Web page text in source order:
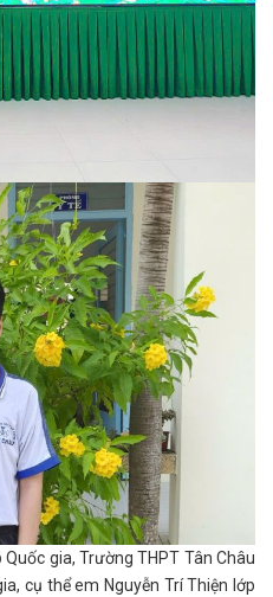
gia, Trường THPT Tân Châu
cụ thể em Nguyễn Trí Thiện lớp